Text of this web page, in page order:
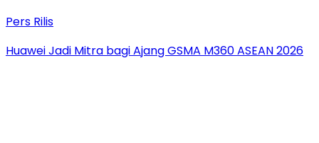
Pers Rilis
Huawei Jadi Mitra bagi Ajang GSMA M360 ASEAN 2026